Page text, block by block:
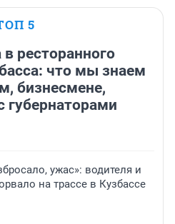
5
ресторанного
что мы знаем
бизнесмене,
ужас»: водителя и
на трассе в Кузбассе